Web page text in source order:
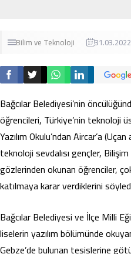
Bilim ve Teknoloji
Bağcılar Belediyesi’nin
öğrencileri, Türkiye’nin teknoloji
Yazılım Okulu’ndan Aircar’a
teknoloji sevdalısı gençler,
gözlerinden okunan öğrenciler,
katılmaya karar verdiklerini
Bağcılar Belediyesi ve İlçe Milli
liselerin yazılım bölümünde
Gebze’de bulunan tesislerine